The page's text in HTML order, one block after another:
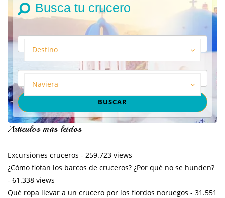
Busca tu crucero
Destino
Naviera
Artículos más leídos
Excursiones cruceros - 259.723 views
¿Cómo flotan los barcos de cruceros? ¿Por qué no se hunden?
- 61.338 views
Qué ropa llevar a un crucero por los fiordos noruegos - 31.551